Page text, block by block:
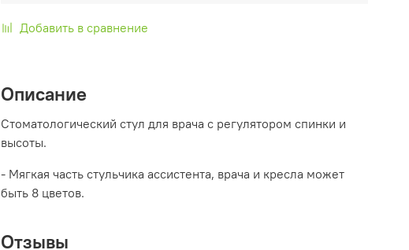
Добавить в сравнение
Описание
Стоматологический стул для врача с регулятором спинки и
высоты.
- Мягкая часть стульчика ассистента, врача и кресла может
быть 8 цветов.
Отзывы